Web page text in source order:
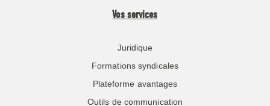
Vos services
Juridique
Formations syndicales
Plateforme avantages
Outils de communication